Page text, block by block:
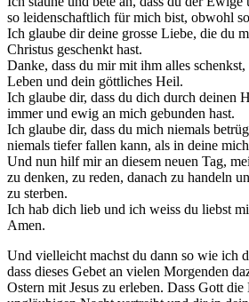
so leidenschaftlich für mich bist, obwohl
Ich glaube dir deine grosse Liebe, die du
Christus geschenkt hast.
Danke, dass du mir mit ihm alles
Leben und dein göttliches Heil.
Ich glaube dir, dass du dich durch deinen
immer und ewig an mich gebunden hast.
Ich glaube dir, dass du mich niemals
niemals tiefer fallen kann, als in deine
Und nun hilf mir an diesem neuen Tag,
zu denken, zu reden, danach zu handeln
zu sterben.
Ich hab dich lieb und ich weiss du liebst
Amen.
Und vielleicht machst du dann so wie ich
dass dieses Gebet an vielen Morgenden
Ostern mit Jesus zu erleben. Dass Gott